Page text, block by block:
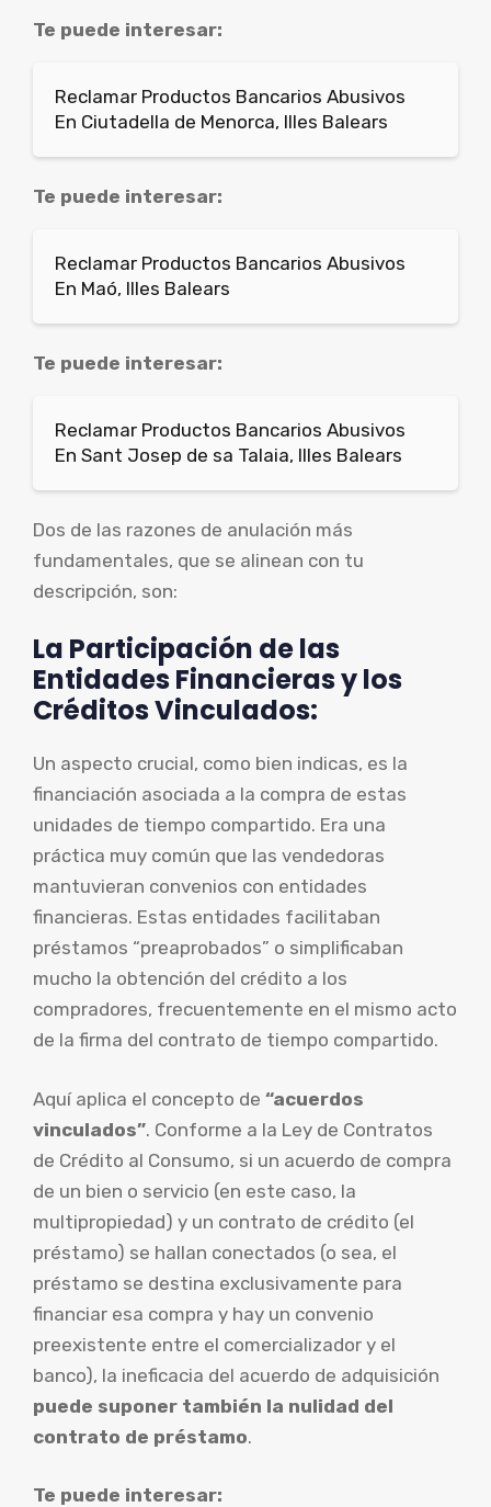
Te puede interesar:
Reclamar Productos Bancarios Abusivos
En Ciutadella de Menorca, Illes Balears
Te puede interesar:
Reclamar Productos Bancarios Abusivos
En Maó, Illes Balears
Te puede interesar:
Reclamar Productos Bancarios Abusivos
En Sant Josep de sa Talaia, Illes Balears
Dos de las razones de anulación más
fundamentales, que se alinean con tu
descripción, son:
La Participación de las
Entidades Financieras y los
Créditos Vinculados:
Un aspecto crucial, como bien indicas, es la
financiación asociada a la compra de estas
unidades de tiempo compartido. Era una
práctica muy común que las vendedoras
mantuvieran convenios con entidades
financieras. Estas entidades facilitaban
préstamos “preaprobados” o simplificaban
mucho la obtención del crédito a los
compradores, frecuentemente en el mismo acto
de la firma del contrato de tiempo compartido.
Aquí aplica el concepto de “acuerdos
vinculados”. Conforme a la Ley de Contratos
de Crédito al Consumo, si un acuerdo de compra
de un bien o servicio (en este caso, la
multipropiedad) y un contrato de crédito (el
préstamo) se hallan conectados (o sea, el
préstamo se destina exclusivamente para
financiar esa compra y hay un convenio
preexistente entre el comercializador y el
banco), la ineficacia del acuerdo de adquisición
puede suponer también la nulidad del
contrato de préstamo.
Te puede interesar: